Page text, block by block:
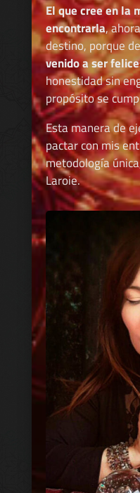
El que cree en la
encontrarla,
destino, porque
venido a ser
honestidad sin
propósito se
Esta manera de
pactar con mis
metodología
Laroie.